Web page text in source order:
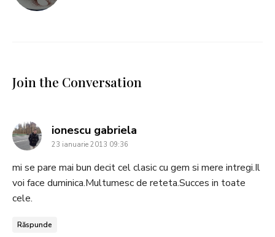
Join the Conversation
ionescu gabriela
23 ianuarie 2013 09:36
mi se pare mai bun decit cel clasic cu gem si mere intregi.Il
voi face duminica.Multumesc de reteta.Succes in toate
cele.
Răspunde